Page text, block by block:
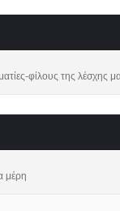
φίλους της λέσχης
μέρη